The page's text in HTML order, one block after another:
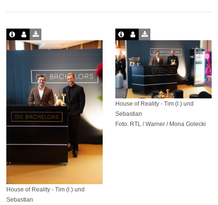
House of Reality - Tim (l.) und
Sebastian
House of Reality - Tim (l.) und
Sebastian
Foto: RTL / Warner / Mona Golecki